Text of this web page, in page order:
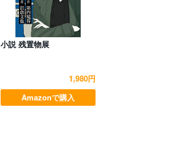
小説 残置物展
1,980円
Amazonで購入